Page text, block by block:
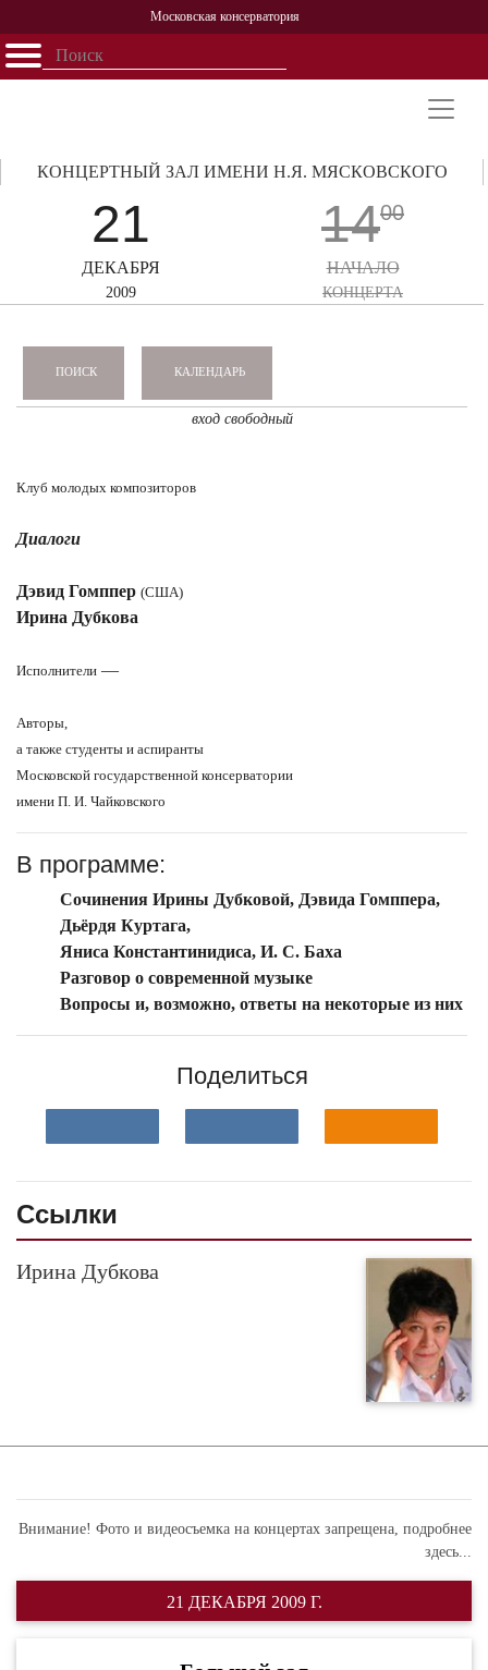
Московская консерватория
Открыть - закрыть
Персоналии
История
21
ДЕКАБРЯ
2009
КОНЦЕРТНЫЙ ЗАЛ ИМЕНИ Н.Я. МЯСКОВСКОГО
1400
НАЧАЛО
КОНЦЕРТА
ПОИСК КАЛЕНДАРЬ
вход свободный
Клуб молодых композиторов
Диалоги
Дэвид Гомппер (США)
Ирина Дубкова
Исполнители —
Авторы,
а также студенты и аспиранты
Московской государственной консерватории
имени П. И. Чайковского
В программе:
Сочинения Ирины Дубковой, Дэвида Гомппера,
Дьёрдя Куртага,
Яниса Константинидиса, И. С. Баха
Разговор о современной музыке
Вопросы и, возможно, ответы на некоторые из них
Поделиться
Ссылки
Ирина Дубкова
Внимание! Фото и видеосъемка на концертах запрещена, подробнее
здесь...
21 ДЕКАБРЯ 2009 Г.